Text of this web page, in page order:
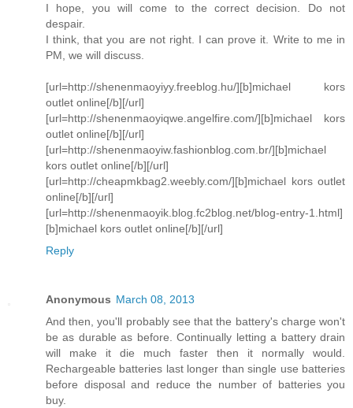
I hope, you will come to the correct decision. Do not
despair.
I think, that you are not right. I can prove it. Write to me in
PM, we will discuss.
[url=http://shenenmaoyiyy.freeblog.hu/][b]michael kors
outlet online[/b][/url]
[url=http://shenenmaoyiqwe.angelfire.com/][b]michael kors
outlet online[/b][/url]
[url=http://shenenmaoyiw.fashionblog.com.br/][b]michael
kors outlet online[/b][/url]
[url=http://cheapmkbag2.weebly.com/][b]michael kors outlet
online[/b][/url]
[url=http://shenenmaoyik.blog.fc2blog.net/blog-entry-1.html]
[b]michael kors outlet online[/b][/url]
Reply
Anonymous March 08, 2013
And then, you'll probably see that the battery's charge won't
be as durable as before. Continually letting a battery drain
will make it die much faster then it normally would.
Rechargeable batteries last longer than single use batteries
before disposal and reduce the number of batteries you
buy.